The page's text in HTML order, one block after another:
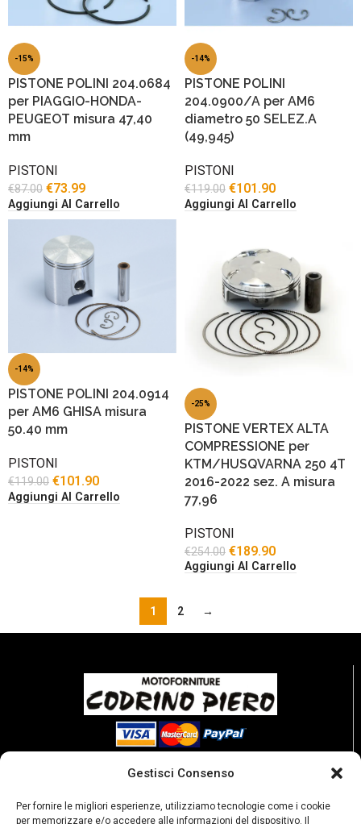
Gestisci Consenso
Per fornire le migliori esperienze, utilizziamo tecnologie come i cookie
per memorizzare e/o accedere alle informazioni del dispositivo. Il
-15%
PISTONE POLINI 204.0684
per PIAGGIO-HONDA-
PEUGEOT misura 47,40
mm
PISTONI
€87.00 €73.99
Aggiungi Al Carrello
-14%
PISTONE POLINI
204.0900/A per AM6
diametro 50 SELEZ.A
(49,945)
PISTONI
€119.00 €101.90
Aggiungi Al Carrello
-14%
PISTONE POLINI 204.0914
per AM6 GHISA misura
50.40 mm
PISTONI
€119.00 €101.90
Aggiungi Al Carrello
-25%
PISTONE VERTEX ALTA
COMPRESSIONE per
KTM/HUSQVARNA 250 4T
2016-2022 sez. A misura
77,96
PISTONI
€254.00 €189.90
Aggiungi Al Carrello
1 2 →